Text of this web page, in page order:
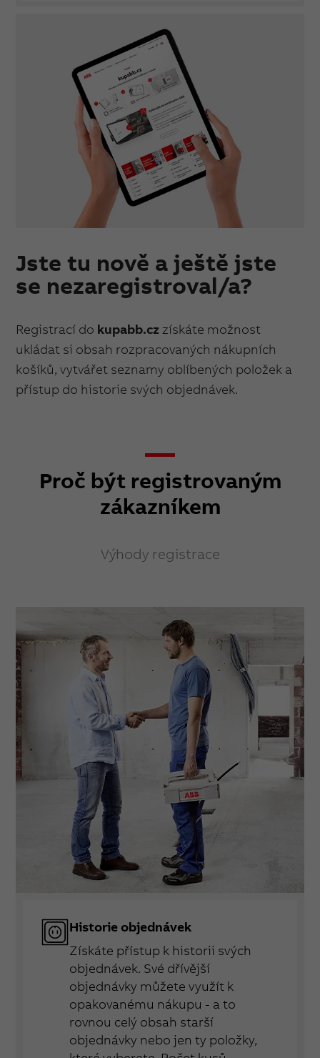
Jste tu nově a ještě jste
se nezaregistroval/a?
Registrací do kupabb.cz získáte možnost
ukládat si obsah rozpracovaných nákupních
košíků, vytvářet seznamy oblíbených položek a
přístup do historie svých objednávek.
Proč být registrovaným
zákazníkem
Výhody registrace
Historie objednávek
Získáte přístup k historii svých
objednávek. Své dřívější
objednávky můžete využít k
opakovanému nákupu - a to
rovnou celý obsah starší
objednávky nebo jen ty položky,